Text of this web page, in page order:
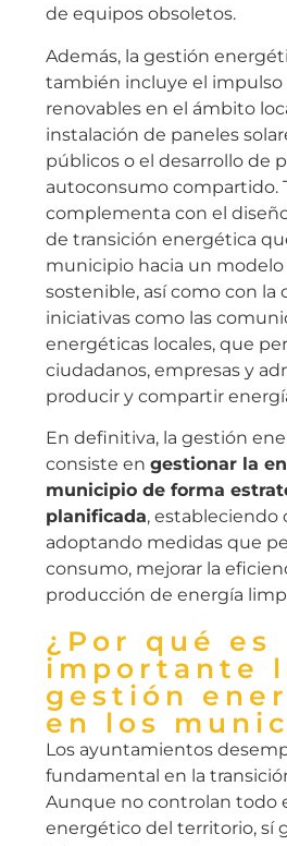
de equipos obsoletos.
Además, la gestión
también incluye el impulso
renovables en el ámbito
instalación de paneles
públicos o el desarrollo de
autoconsumo compartido.
complementa con el
de transición energética
municipio hacia un
sostenible, así como con la
iniciativas como las
energéticas locales, que
ciudadanos, empresas y
producir y compartir
En definitiva, la gestión
consiste engestionar la
municipio de forma
planificada, estableciendo
adoptando medidas que
consumo, mejorar la
producción de energía
¿Por qué es
importante
gestión
en los
Los ayuntamientos
fundamental en la
Aunque no controlan todo
energético del territorio, sí